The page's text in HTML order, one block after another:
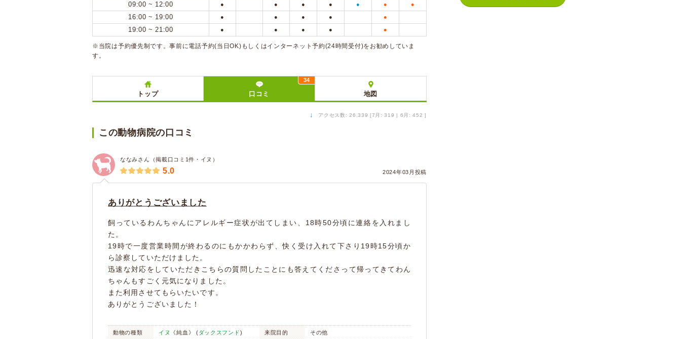
09:00 ~ 12:00
● ● ● ● ● ● ●
16:00 ~ 19:00 ● ● ● ● ●
19:00 ~ 21:00 ● ● ● ● ●
※当院は予約優先制です。事前に電話予約(当日OK)もしくはインターネット予約(24時間受付)をお勧めしていま
す。
トップ 口コミ
34
地図
↓ アクセス数: 26,339 [7月: 319 | 6月: 452 ]
この動物病院の口コミ
ななみさん（掲載口コミ1件・イヌ）
2024年03月投稿
5.0
ありがとうございました
飼っているわんちゃんにアレルギー症状が出てしまい、18時50分頃に連絡を入れまし
た。
19時で一度営業時間が終わるのにもかかわらず、快く受け入れて下さり19時15分頃か
ら診察していただけました。
迅速な対応をしていただきこちらの質問したことにも答えてくださって帰ってきてわん
ちゃんもすごく元気になりました。
また利用させてもらいたいです。
ありがとうございました！
動物の種類 イヌ 《純血》 (ダックスフンド) 来院目的 その他